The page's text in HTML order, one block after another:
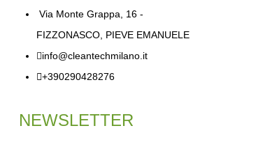
Via Monte Grappa, 16 -
FIZZONASCO, PIEVE EMANUELE
info@cleantechmilano.it
+390290428276
NEWSLETTER